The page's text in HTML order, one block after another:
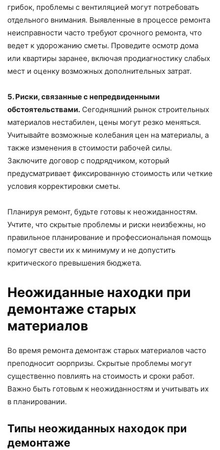
грибок, проблемы с вентиляцией могут потребовать
отдельного внимания. Выявленные в процессе ремонта
неисправности часто требуют срочного ремонта, что
ведет к удорожанию сметы. Проведите осмотр дома
или квартиры заранее, включая продиагностику слабых
мест и оценку возможных дополнительных затрат.
5. Риски, связанные с непредвиденными
обстоятельствами. Сегодняшний рынок строительных
материалов нестабилен, цены могут резко меняться.
Учитывайте возможные колебания цен на материалы, а
также изменения в стоимости рабочей силы.
Заключите договор с подрядчиком, который
предусматривает фиксированную стоимость или четкие
условия корректировки сметы.
Планируя ремонт, будьте готовы к неожиданностям.
Учтите, что скрытые проблемы и риски неизбежны, но
правильное планирование и профессиональная помощь
помогут свести их к минимуму и не допустить
критического превышения бюджета.
Неожиданные находки при
демонтаже старых
материалов
Во время ремонта демонтаж старых материалов часто
преподносит сюрпризы. Скрытые проблемы могут
существенно повлиять на стоимость и сроки работ.
Важно быть готовым к неожиданностям и учитывать их
в планировании.
Типы неожиданных находок при
демонтаже